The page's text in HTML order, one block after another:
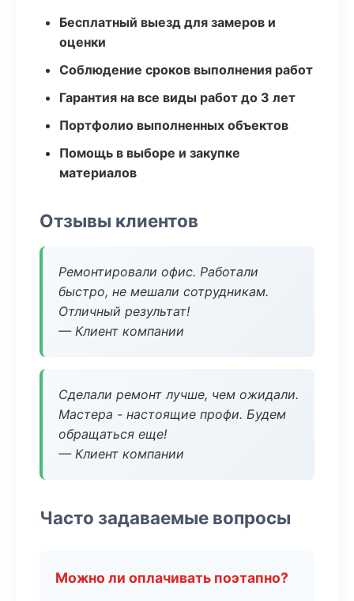
Бесплатный выезд для замеров и
оценки
Соблюдение сроков выполнения работ
Гарантия на все виды работ до 3 лет
Портфолио выполненных объектов
Помощь в выборе и закупке
материалов
Отзывы клиентов
Ремонтировали офис. Работали
быстро, не мешали сотрудникам.
Отличный результат!
— Клиент компании
Сделали ремонт лучше, чем ожидали.
Мастера - настоящие профи. Будем
обращаться еще!
— Клиент компании
Часто задаваемые вопросы
Можно ли оплачивать поэтапно?